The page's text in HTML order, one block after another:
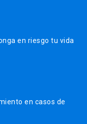
en riesgo tu vida
en casos de